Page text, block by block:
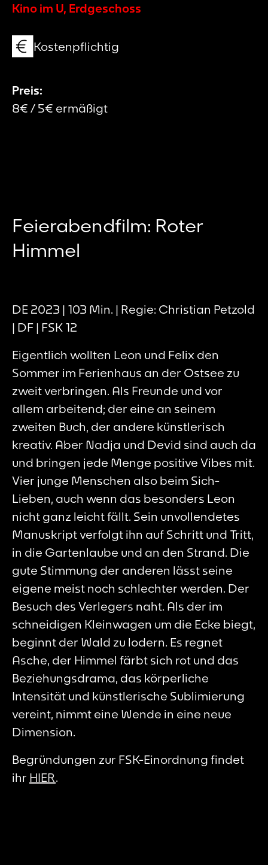
Kino im U, Erdgeschoss
Kostenpflichtig
Preis:
8€ / 5€ ermäßigt
Feierabendfilm: Roter
Himmel
DE 2023 | 103 Min. | Regie: Christian Petzold
| DF | FSK 12
Eigentlich wollten Leon und Felix den
Sommer im Ferienhaus an der Ostsee zu
zweit verbringen. Als Freunde und vor
allem arbeitend; der eine an seinem
zweiten Buch, der andere künstlerisch
kreativ. Aber Nadja und Devid sind auch da
und bringen jede Menge positive Vibes mit.
Vier junge Menschen also beim Sich-
Lieben, auch wenn das besonders Leon
nicht ganz leicht fällt. Sein unvollendetes
Manuskript verfolgt ihn auf Schritt und Tritt,
in die Gartenlaube und an den Strand. Die
gute Stimmung der anderen lässt seine
eigene meist noch schlechter werden. Der
Besuch des Verlegers naht. Als der im
schneidigen Kleinwagen um die Ecke biegt,
beginnt der Wald zu lodern. Es regnet
Asche, der Himmel färbt sich rot und das
Beziehungsdrama, das körperliche
Intensität und künstlerische Sublimierung
vereint, nimmt eine Wende in eine neue
Dimension.
Begründungen zur FSK-Einordnung findet
ihr HIER.